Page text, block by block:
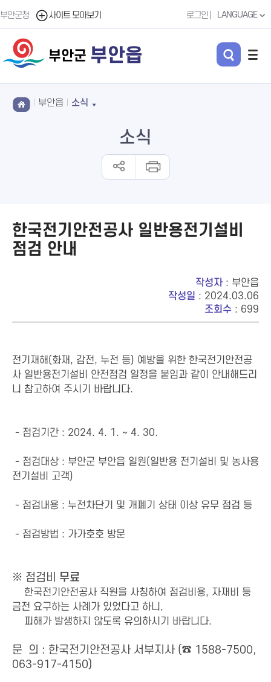
부안군청 사이트 모아보기 로그인 LANGUAGE
부안군 부안읍
부안읍 소식
소식
한국전기안전공사 일반용전기설비
점검 안내
작성자: 부안읍
작성일 : 2024.03.06
조회수 : 699
전기재해(화재, 감전, 누전 등) 예방을 위한 한국전기안전공
사 일반용전기설비 안전점검 일정을 붙임과 같이 안내해드리
니 참고하여 주시기 바랍니다.
- 점검기간 : 2024. 4. 1. ~ 4. 30.
- 점검대상 : 부안군 부안읍 일원(일반용 전기설비 및 농사용
전기설비 고객)
- 점검내용 : 누전차단기 및 개폐기 상태 이상 유무 점검 등
- 점검방법 : 가가호호 방문
※ 점검비 무료
한국전기안전공사 직원을 사칭하여 점검비용, 자재비 등
금전 요구하는 사례가 있었다고 하니,
피해가 발생하지 않도록 유의하시기 바랍니다.
문 의 : 한국전기안전공사 서부지사 (☎ 1588-7500,
063-917-4150)